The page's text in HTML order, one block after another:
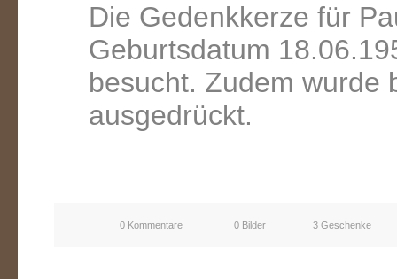
Die Gedenkkerze für
Geburtsdatum
besucht. Zudem wurde
ausgedrückt.
0 Kommentare 0 Bilder 3 Geschenke